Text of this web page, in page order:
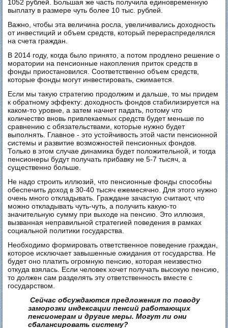
1052 рублей. Большая же часть получила единовременную
выплату в размере чуть более 10 тыс. рублей.
Важно, чтобы эта величина росла, увеличивались доходность
от инвестиций и объем средств, который перераспределялся
на счета граждан.
В 2014 году, когда было принято, а потом продлено решение о
моратории на пенсионные накопления приток средств в
фонды приостановился. Соответственно объем средств,
которые фонды могут инвестировать, сжимается.
Если мы такую стратегию продолжим и дальше, то мы придем
к обратному эффекту: доходность фондов стабилизируется на
каком-то уровне, а затем начнет падать, потому что
количество вновь привлекаемых средств будет меньше по
сравнению с обязательствами, которые нужно будет
выполнять. Главное - это устойчивость этой части пенсионной
системы и развитие возможностей пенсионных фондов.
Только в этом случае динамика будет положительной, и тогда
пенсионеры будут получать прибавку не 5-7 тысяч, а
существенно больше.
Не надо строить иллюзий, что пенсионные фонды способны
обеспечить доход в 30-40 тысяч ежемесячно. Для этого нужно
очень много откладывать. Граждане зачастую считают, что
можно откладывать чуть-чуть, а получить какую-то
значительную сумму при выходе на пенсию. Это иллюзия,
вызванная неправильной стратегией поведения в рамках
социальной политики государства.
Необходимо формировать ответственное поведение граждан,
которое исключает завышенные ожидания от государства. Не
будет оно платить огромную пенсию, которая неизвестно
откуда взялась. Если человек хочет получать высокую пенсию,
то должен сам разделять эту ответственность вместе с
государством.
Сейчас обсуждаются предложения по поводу
заморозки индексации пенсий работающих
пенсионерам и другие меры. Могут ли они
сбалансировать систему?